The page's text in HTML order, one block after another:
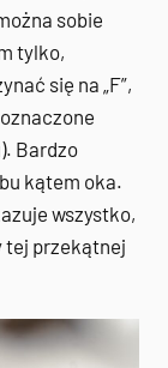
sobie
tylko,
się na „F”,
Bardzo
kątem oka.
wszystko,
tej przekątnej